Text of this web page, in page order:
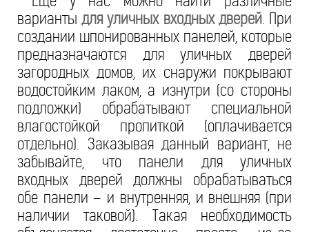
вариантыдля уличных входных дверей. При
создании шпонированных панелей, которые
предназначаются для уличных дверей
загородных домов, их снаружи покрывают
водостойким лаком, а изнутри (со стороны
подложки) обрабатывают специальной
влагостойкой пропиткой (оплачивается
отдельно). Заказывая данный вариант, не
забывайте, что панели для уличных
входных дверей должны обрабатываться
обе панели – и внутренняя, и внешняя (при
наличии таковой). Такая необходимость